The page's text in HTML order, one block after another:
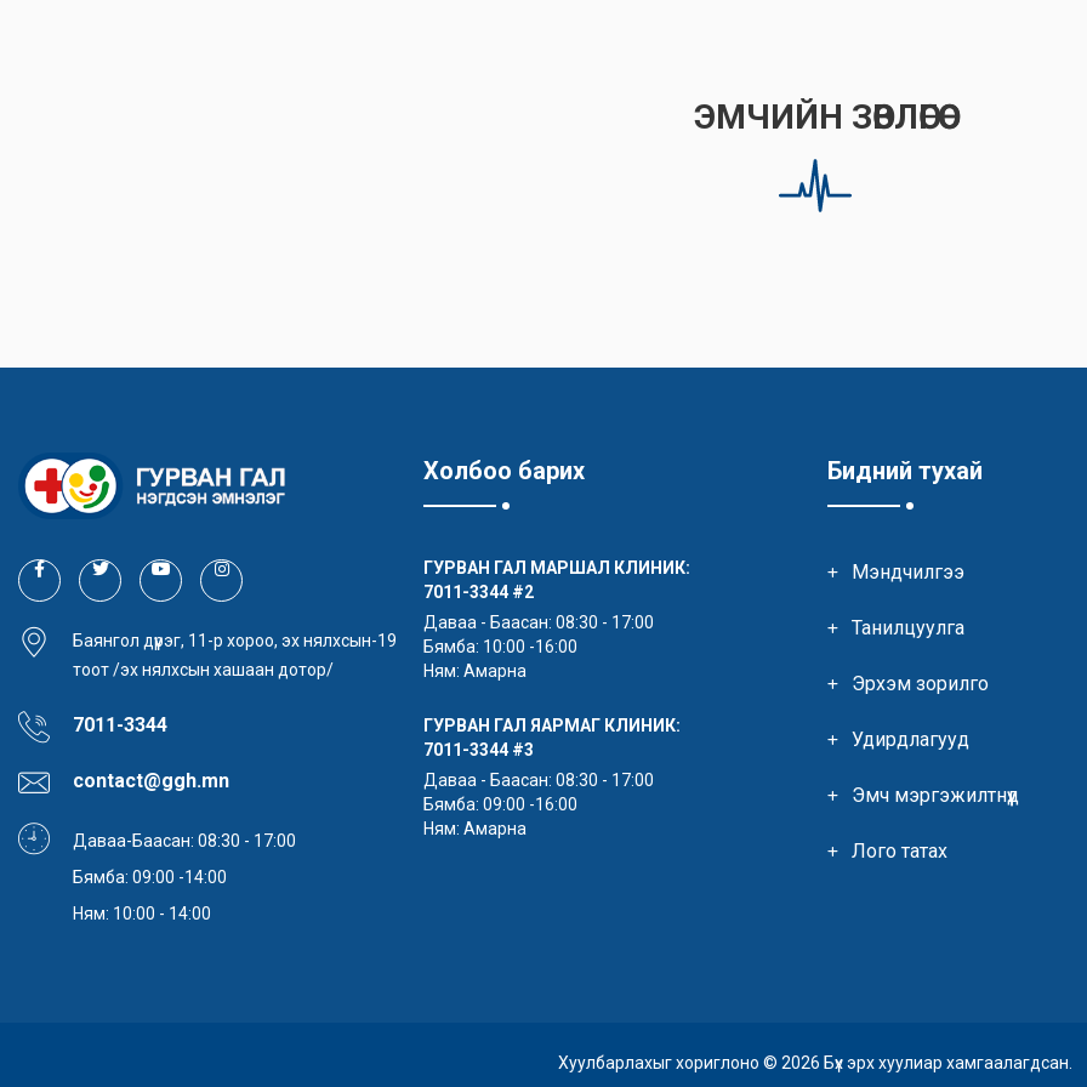
ЭМЧИЙН ЗӨВЛӨГӨӨ
Баянгол дүүрэг, 11-р хороо, эх нялхсын-19
тоот /эх нялхсын хашаан дотор/
7011-3344
contact@ggh.mn
Даваа-Баасан: 08:30 - 17:00
Бямба: 09:00 -14:00
Ням: 10:00 - 14:00
Холбоо барих
ГУРВАН ГАЛ МАРШАЛ КЛИНИК:
7011-3344#2
Даваа - Баасан: 08:30 - 17:00
Бямба: 10:00 -16:00
Ням: Амарна
ГУРВАН ГАЛ ЯАРМАГ КЛИНИК:
7011-3344#3
Даваа - Баасан: 08:30 - 17:00
Бямба: 09:00 -16:00
Ням: Амарна
Бидний тухай
Мэндчилгээ
Танилцуулга
Эрхэм зорилго
Удирдлагууд
Эмч мэргэжилтнүүд
Лого татах
Хуулбарлахыг хориглоно © 2026 Бүх эрх хуулиар хамгаалагдсан.